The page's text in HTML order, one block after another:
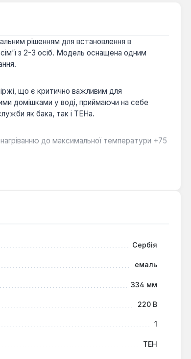
рішенням для встановлення в
з 2-3 осіб. Модель оснащена одним
що є критично важливим для
домішками у воді, приймаючи на себе
як бака, так і ТЕНа.
до максимальної температури +75
налаштовувати бажаний режим нагріву,
використовувати доступну площу. Завдяки
Сербія
емаль
334 мм
220 В
1
ТЕН